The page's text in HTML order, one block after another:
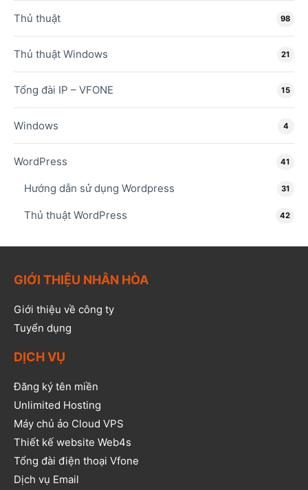
Thủ thuật 98
Thủ thuật Windows 21
Tổng đài IP – VFONE 15
Windows 4
WordPress 41
Hướng dẫn sử dụng Wordpress 31
Thủ thuật WordPress 42
GIỚI THIỆU NHÂN HÒA
Giới thiệu về công ty
Tuyển dụng
DỊCH VỤ
Đăng ký tên miền
Unlimited Hosting
Máy chủ ảo Cloud VPS
Thiết kế website Web4s
Tổng đài điện thoại Vfone
Dịch vụ Email